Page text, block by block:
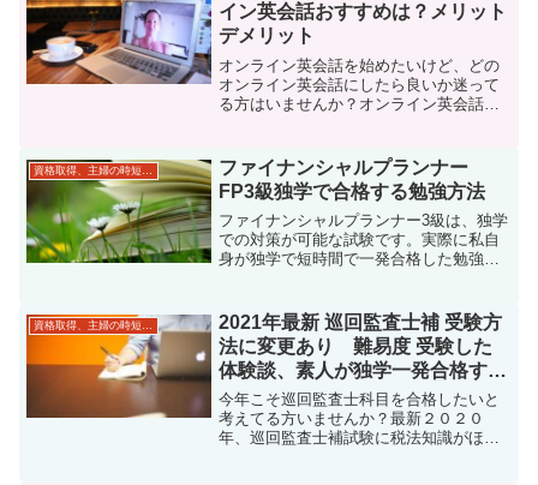
イン英会話おすすめは？メリット
デメリット
オンライン英会話を始めたいけど、どの
オンライン英会話にしたら良いか迷って
る方はいませんか？オンライン英会話
サービスを提供しているため、始めよう
にもどの会社のサービスを選...
ファイナンシャルプランナー
FP3級独学で合格する勉強方法
ファイナンシャルプランナー3級は、独学
での対策が可能な試験です。実際に私自
身が独学で短時間で一発合格した勉強方
約7割カバーできます。この学習方法であ
なたも一発合格が可能になります。
資格取得、主婦の時短勉強
2021年最新 巡回監査士補 受験方
法に変更あり 難易度 受験した
体験談、素人が独学一発合格する
方法
今年こそ巡回監査士科目を合格したいと
考えてる方いませんか？最新２０２０
年、巡回監査士補試験に税法知識がほと